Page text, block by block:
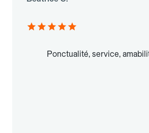
Ponctualité, service,